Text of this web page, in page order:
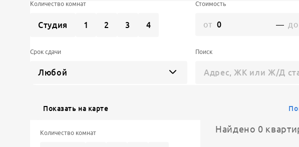
Количество комнат
Студия 1 2 3 4
Стоимость
от — до
Срок сдачи
Любой
Поиск
Показать на карте
Количество комнат Найдено 0